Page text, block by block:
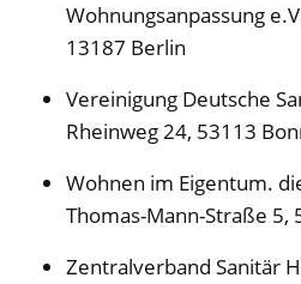
Wohnungsanpassung
13187 Berlin
Vereinigung Deutsche
Rheinweg 24, 53113
Wohnen im Eigentum.
Thomas-Mann-Straße 5,
Zentralverband Sanitär